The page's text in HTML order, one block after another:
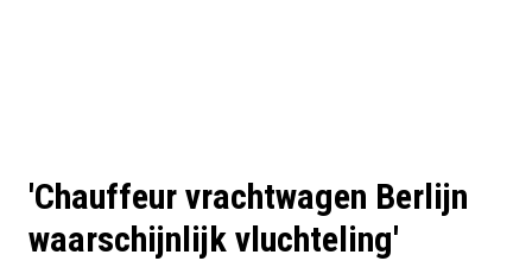
'Chauffeur vrachtwagen Berlijn
waarschijnlijk vluchteling'